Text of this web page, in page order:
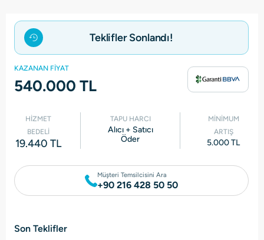
Teklifler Sonlandı!
KAZANAN FİYAT
540.000 TL
HİZMET
BEDELİ
19.440 TL
TAPU HARCI
Alıcı + Satıcı
Öder
MİNİMUM
ARTIŞ
5.000 TL
Müşteri Temsilcisini Ara
+90 216 428 50 50
Son Teklifler